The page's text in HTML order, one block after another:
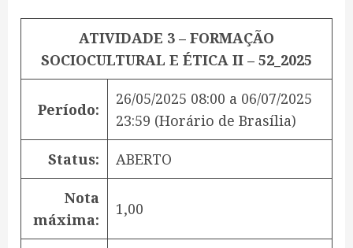
ATIVIDADE 3 – FORMAÇÃO
SOCIOCULTURAL E ÉTICA II – 52_2025
Período:
26/05/2025 08:00 a 06/07/2025
23:59 (Horário de Brasília)
Status: ABERTO
Nota
máxima:
1,00